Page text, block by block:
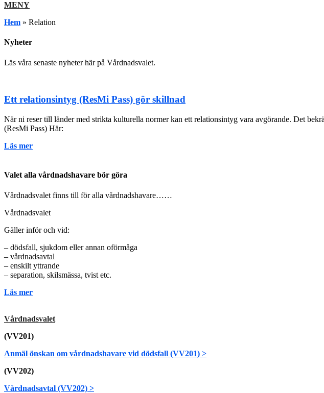
MENY
Hem » Relation
Nyheter
Läs våra senaste nyheter här på Vårdnadsvalet.
Ett relationsintyg (ResMi Pass) gör skillnad
När ni reser till länder med strikta kulturella normer kan ett relationsintyg vara avgörande. Det
(ResMi Pass) Här:
Läs mer
Valet alla vårdnadshavare bör göra
Vårdnadsvalet finns till för alla vårdnadshavare……
Vårdnadsvalet
Gäller inför och vid:
– dödsfall, sjukdom eller annan oförmåga
– vårdnadsavtal
– enskilt yttrande
– separation, skilsmässa, tvist etc.
Läs mer
Vårdnadsvalet
(VV201)
Anmäl önskan om vårdnadshavare vid dödsfall (VV201) >
(VV202)
Vårdnadsavtal (VV202) >